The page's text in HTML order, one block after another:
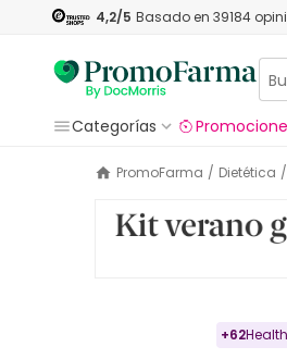
4,2/5 Basado en 39184
Categorías
PromoFarma / Dietética /
+62